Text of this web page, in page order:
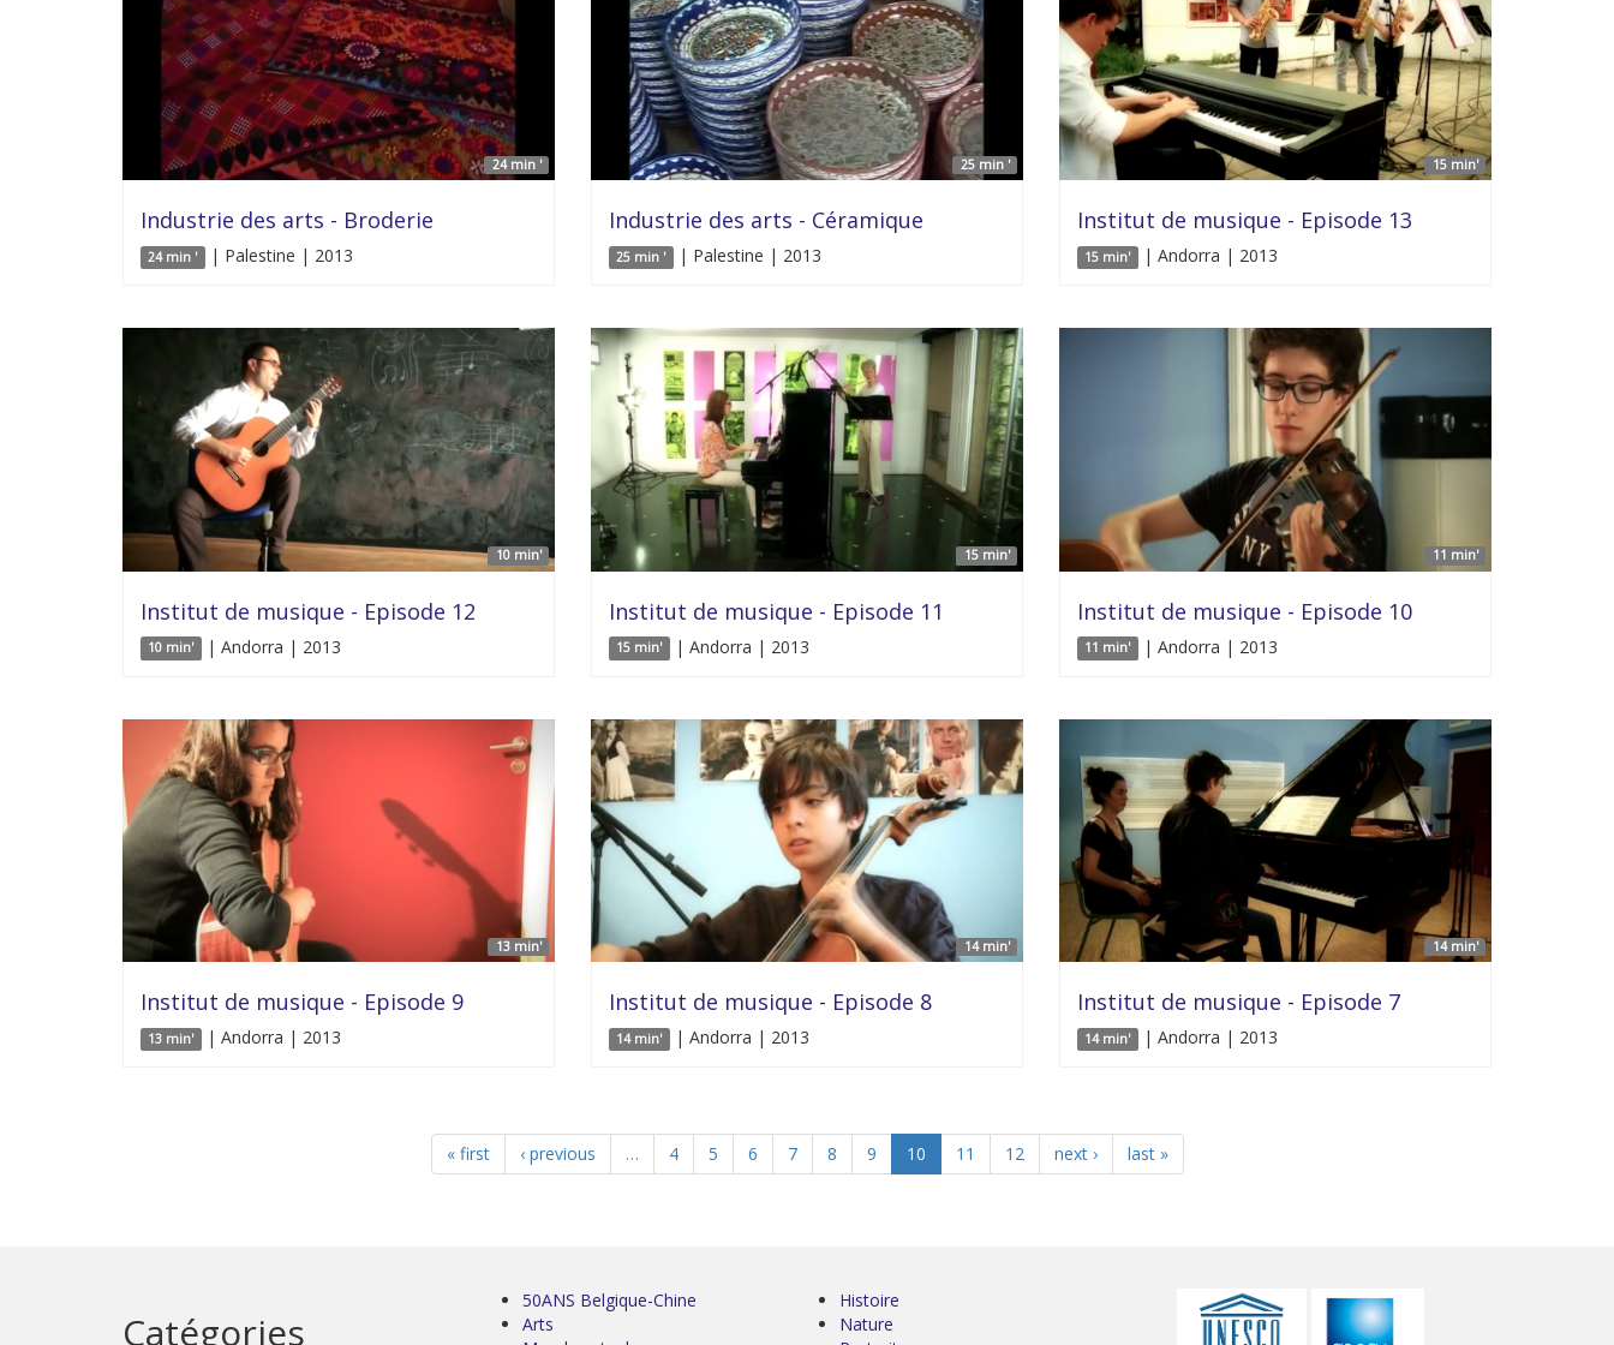
24 min '
Industrie des arts - Broderie
24 min ' | Palestine | 2013
25 min '
Industrie des arts - Céramique
25 min ' | Palestine | 2013
15 min'
Institut de musique - Episode 13
15 min' | Andorra | 2013
10 min'
Institut de musique - Episode 12
10 min' | Andorra | 2013
15 min'
Institut de musique - Episode 11
15 min' | Andorra | 2013
11 min'
Institut de musique - Episode 10
11 min' | Andorra | 2013
13 min'
Institut de musique - Episode 9
13 min' | Andorra | 2013
14 min'
Institut de musique - Episode 8
14 min' | Andorra | 2013
14 min'
Institut de musique - Episode 7
14 min' | Andorra | 2013
« first ‹ previous … 4 5 6 7 8 9 10 11 12 next › last »
Catégories
50ANS Belgique-Chine
Arts
Histoire
Nature